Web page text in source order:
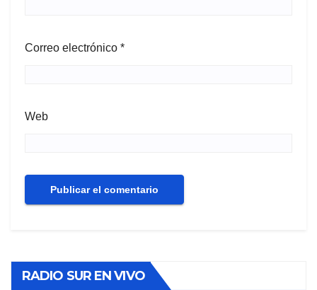
Correo electrónico *
Web
RADIO SUR EN VIVO